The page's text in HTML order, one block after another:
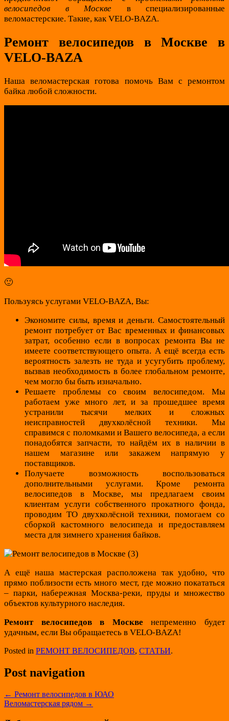
велосипедов в Москве в специализированные
веломастерские. Такие, как VELO-BAZA.
Ремонт велосипедов в Москве в
VELO-BAZA
Наша веломастерская готова помочь Вам с ремонтом
байка любой сложности.
🙂
Пользуясь услугами VELO-BAZA, Вы:
Экономите силы, время и деньги. Самостоятельный
ремонт потребует от Вас временных и финансовых
затрат, особенно если в вопросах ремонта Вы не
имеете соответствующего опыта. А ещё всегда есть
вероятность залезть не туда и усугубить проблему,
вызвав необходимость в более глобальном ремонте,
чем могло бы быть изначально.
Решаете проблемы со своим велосипедом. Мы
работаем уже много лет, и за прошедшее время
устранили тысячи мелких и сложных
неисправностей двухколёсной техники. Мы
справимся с поломками и Вашего велосипеда, а если
понадобятся запчасти, то найдём их в наличии в
нашем магазине или закажем напрямую у
поставщиков.
Получаете возможность воспользоваться
дополнительными услугами. Кроме ремонта
велосипедов в Москве, мы предлагаем своим
клиентам услуги собственного прокатного фонда,
проводим ТО двухколёсной техники, помогаем со
сборкой кастомного велосипеда и предоставляем
места для зимнего хранения байков.
А ещё наша мастерская расположена так удобно, что
прямо поблизости есть много мест, где можно покататься
– парки, набережная Москва-реки, пруды и множество
объектов культурного наследия.
Ремонт велосипедов в Москве непременно будет
удачным, если Вы обращаетесь в VELO-BAZA!
Posted in РЕМОНТ ВЕЛОСИПЕДОВ, СТАТЬИ.
Post navigation
← Ремонт велосипедов в ЮАО
Веломастерская рядом →